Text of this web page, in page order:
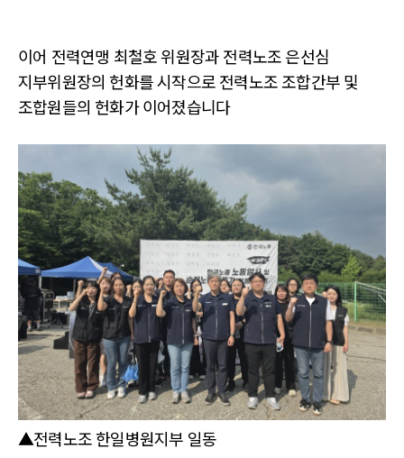
이어 전력연맹 최철호 위원장과 전력노조 은선심
지부위원장의 헌화를 시작으로 전력노조 조합간부 및
조합원들의 헌화가 이어졌습니다
▲전력노조 한일병원지부 일동